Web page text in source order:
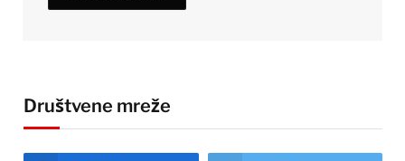
Društvene mreže